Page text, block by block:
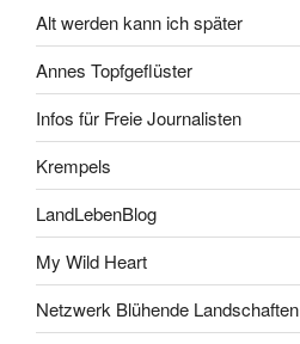
Alt werden kann ich später
Annes Topfgeflüster
Infos für Freie Journalisten
Krempels
LandLebenBlog
My Wild Heart
Netzwerk Blühende Landschaften